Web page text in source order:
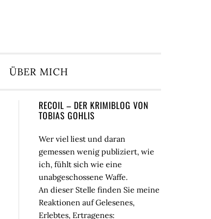
ÜBER MICH
Seitenspalte
RECOIL – DER KRIMIBLOG VON
TOBIAS GOHLIS
Wer viel liest und daran
gemessen wenig publiziert, wie
ich, fühlt sich wie eine
unabgeschossene Waffe.
An dieser Stelle finden Sie meine
Reaktionen auf Gelesenes,
Erlebtes, Ertragenes: